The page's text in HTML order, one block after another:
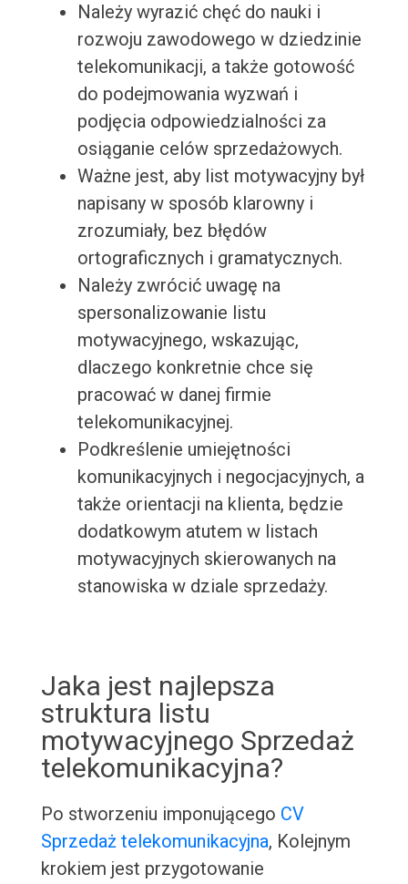
Należy wyrazić chęć do nauki i
rozwoju zawodowego w dziedzinie
telekomunikacji, a także gotowość
do podejmowania wyzwań i
podjęcia odpowiedzialności za
osiąganie celów sprzedażowych.
Ważne jest, aby list motywacyjny był
napisany w sposób klarowny i
zrozumiały, bez błędów
ortograficznych i gramatycznych.
Należy zwrócić uwagę na
spersonalizowanie listu
motywacyjnego, wskazując,
dlaczego konkretnie chce się
pracować w danej firmie
telekomunikacyjnej.
Podkreślenie umiejętności
komunikacyjnych i negocjacyjnych, a
także orientacji na klienta, będzie
dodatkowym atutem w listach
motywacyjnych skierowanych na
stanowiska w dziale sprzedaży.
Jaka jest najlepsza
struktura listu
motywacyjnego Sprzedaż
telekomunikacyjna?
Po stworzeniu imponującego CV
Sprzedaż telekomunikacyjna, Kolejnym
krokiem jest przygotowanie